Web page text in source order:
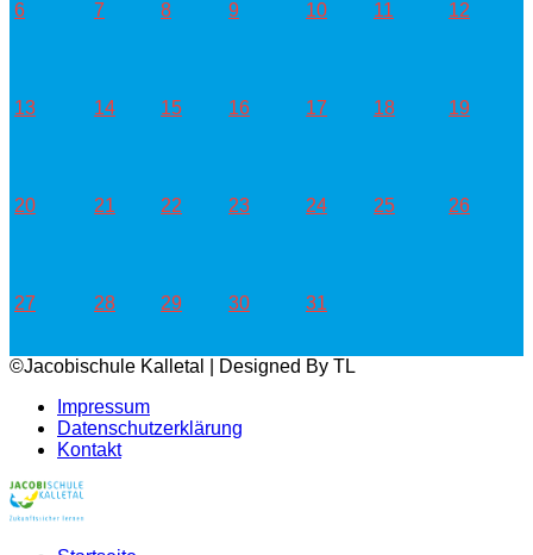
6 7 8 9 10 11 12
13 14 15 16 17 18 19
20 21 22 23 24 25 26
27 28 29 30 31
©Jacobischule Kalletal | Designed By TL
Impressum
Datenschutzerklärung
Kontakt